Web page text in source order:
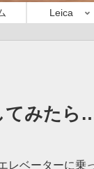
Leica
てみたら
レベーターに乗